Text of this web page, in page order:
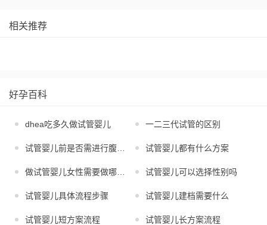
相关推荐
好孕百科
dhea吃多久做试管婴儿 一二三代试管的区别
试管婴儿都有什么方案
试管婴儿可以选择性别吗
试管婴儿具体流程步骤 试管婴儿建档需要什么
试管婴儿短方案流程 试管婴儿长方案流程